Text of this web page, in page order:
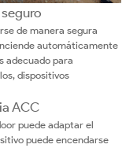
de manera segura
automáticamente
adecuado para
dispositivos
ACC
puede adaptar el
puede encendarse